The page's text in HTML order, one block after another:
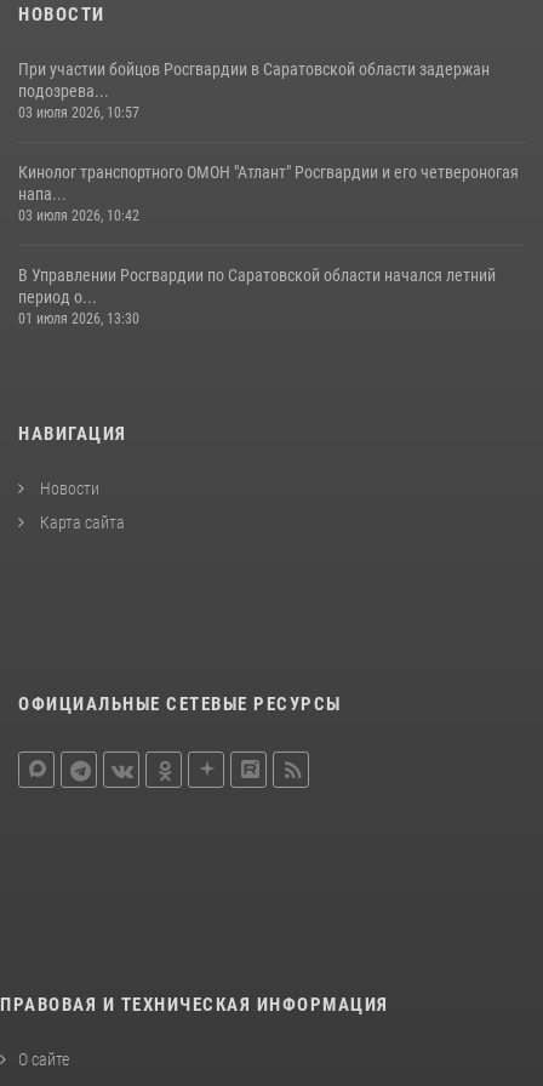
05 августа 2026, 12:55
НОВОСТИ
При участии бойцов Росгвардии в Саратовской области задержан
подозрева...
03 июля 2026, 10:57
Кинолог транспортного ОМОН "Атлант" Росгвардии и его четвероногая
напа...
03 июля 2026, 10:42
В Управлении Росгвардии по Саратовской области начался летний
период о...
01 июля 2026, 13:30
НАВИГАЦИЯ
Новости
Карта сайта
ОФИЦИАЛЬНЫЕ СЕТЕВЫЕ РЕСУРСЫ
ПРАВОВАЯ И ТЕХНИЧЕСКАЯ ИНФОРМАЦИЯ
О сайте